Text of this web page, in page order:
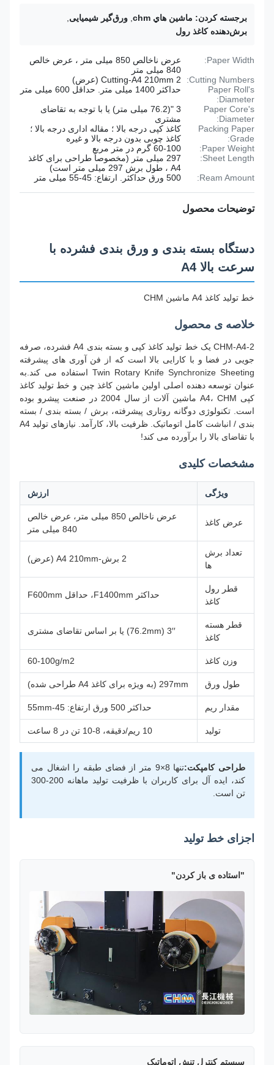
برجسته کردن: ماشين هاي chm ,ورق‌گیر شیمیایی,
برش‌دهنده کاغذ رول
Paper Width:
عرض ناخالص 850 میلی متر ، عرض خالص
Cutting Numbers:
2 Cutting-A4 210mm (عرض)
Paper Roll's
Diameter:
حداکثر 1400 میلی متر. حداقل 600 میلی متر
Paper Core's
Diameter:
3 "(76.2 میلی متر) یا با توجه به تقاضای
مشتری
Packing Paper
Grade:
کاغذ کپی درجه بالا ؛ مقاله اداری درجه بالا ؛
کاغذ چوبی بدون درجه بالا و غیره
Paper Weight:
60-100 گرم در متر مربع
Sheet Length:
297 میلی متر (مخصوصاً طراحی برای کاغذ
Ream Amount:
500 ورق حداکثر. ارتفاع: 45-55 میلی متر
توضیحات محصول
دستگاه بسته بندی و ورق بندی فشرده با
سرعت بالا A4
خط تولید کاغذ A4 ماشین CHM
خلاصه ی محصول
CHM-A4-2 یک خط تولید کاغذ کپی و بسته بندی A4 فشرده، صرفه
جویی در فضا و با کارایی بالا است که از فن آوری های پیشرفته
Twin Rotary Knife Synchronize Sheeting استفاده می کند.به
عنوان توسعه دهنده اصلی اولین ماشین کاغذ چین و خط تولید کاغذ
کپی A4، CHM ماشین آلات از سال 2004 در صنعت پیشرو بوده
است. تکنولوژی دوگانه روتاری پیشرفته، برش / بسته بندی / بسته
بندی / انباشت کامل اتوماتیک. ظرفیت بالا، کارآمد. نیازهای تولید A4
با تقاضای بالا را برآورده می کند!
مشخصات کلیدی
ویژگی
عرض کاغذ
عرض ناخالص 850 میلی متر، عرض خالص
تعداد برش
قطر رول
حداکثر F1400mm، حداقل F600mm
قطر هسته
وزن کاغذ 60-100g/m2
طول ورق 297mm (به ویژه برای کاغذ A4 طراحی شده)
مقدار ریم حداکثر 500 ورق ارتفاع: 45-55mm
طراحی کامپکت:
تنها 8×9 متر از فضای طبقه را اشغال می
کند، ایده آل برای کاربران با ظرفیت تولید ماهانه 200-300
تن است.
اجزای خط تولید
"استاده ی باز کردن"
سیستم کنترل تنش اتوماتیک